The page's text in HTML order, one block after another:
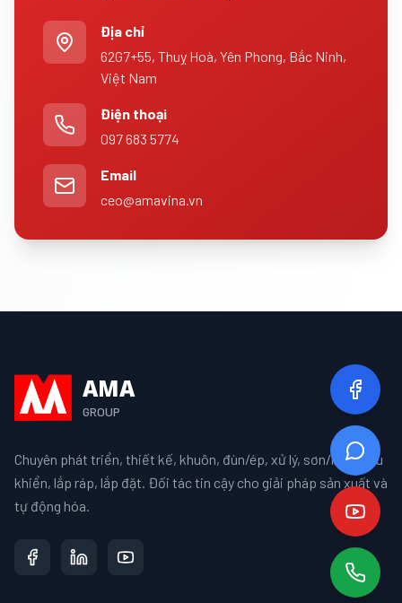
Địa chỉ
62G7+55, Thuỵ Hoà, Yên Phong, Bắc Ninh,
Việt Nam
Điện thoại
097 683 5774
Email
ceo@amavina.vn
AMA
GROUP
Chuyên phát triển, thiết kế, khuôn, đùn/ép, xử lý, sơn/mạ, điều
khiển, lắp ráp, lắp đặt. Đối tác tin cậy cho giải pháp sản xuất và
tự động hóa.